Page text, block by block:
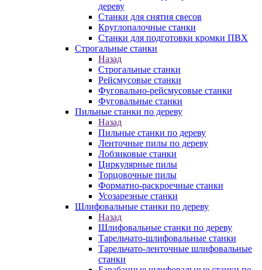
дереву
Станки для снятия свесов
Круглопалочные станки
Станки для подготовки кромки ПВХ
Строгальные станки
Назад
Строгальные станки
Рейсмусовые станки
Фуговально-рейсмусовые станки
Фуговальные станки
Пильные станки по дереву
Назад
Пильные станки по дереву
Ленточные пилы по дереву
Лобзиковые станки
Циркулярные пилы
Торцовочные пилы
Форматно-раскроечные станки
Усозарезные станки
Шлифовальные станки по дереву
Назад
Шлифовальные станки по дереву
Тарельчато-шлифовальные станки
Тарельчато-ленточные шлифовальные
станки